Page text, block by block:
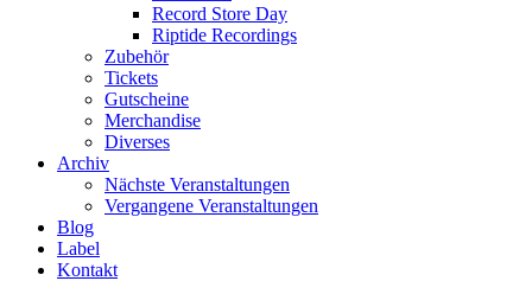
Record Store Day
Riptide Recordings
Zubehör
Tickets
Gutscheine
Merchandise
Diverses
Archiv
Nächste Veranstaltungen
Vergangene Veranstaltungen
Blog
Label
Kontakt